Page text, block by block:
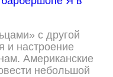
с другой
и настроение
Американские
небольшой